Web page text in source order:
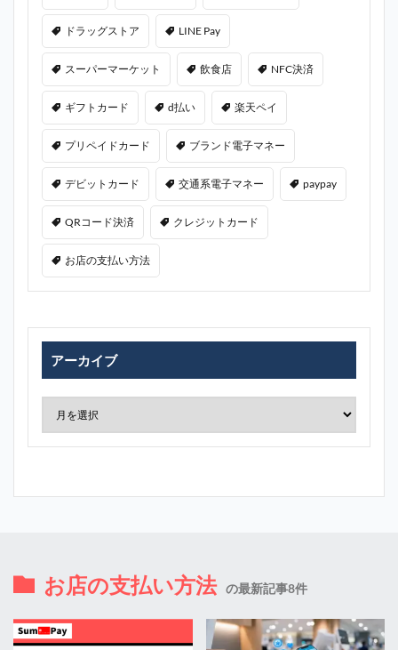
ドラッグストア LINE Pay
スーパーマーケット 飲食店 NFC決済
ギフトカード d払い 楽天ペイ
プリペイドカード ブランド電子マネー
デビットカード 交通系電子マネー paypay
QRコード決済 クレジットカード
お店の支払い方法
アーカイブ
お店の支払い方法 の最新記事8件